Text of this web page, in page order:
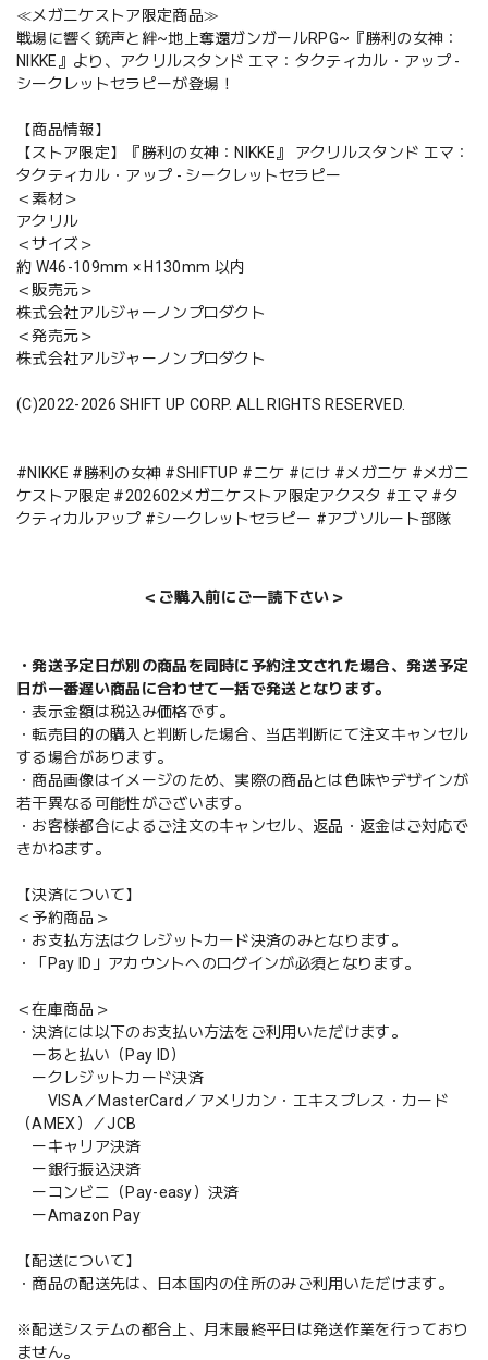
≪メガニケストア限定商品≫
戦場に響く銃声と絆~地上奪還ガンガールRPG~『勝利の女神：
NIKKE』より、アクリルスタンド エマ：タクティカル・アップ -
シークレットセラピーが登場！
【商品情報】
【ストア限定】『勝利の女神：NIKKE』 アクリルスタンド エマ：
タクティカル・アップ - シークレットセラピー
＜素材＞
アクリル
＜サイズ＞
約 W46-109mm × H130mm 以内
＜販売元＞
株式会社アルジャーノンプロダクト
＜発売元＞
株式会社アルジャーノンプロダクト
(C)2022-2026 SHIFT UP CORP. ALL RIGHTS RESERVED.
#NIKKE #勝利の女神 #SHIFTUP #ニケ #にけ #メガニケ #メガニ
ケストア限定 #202602メガニケストア限定アクスタ #エマ #タ
クティカルアップ #シークレットセラピー #アブソルート部隊
＜ご購入前にご一読下さい＞
・発送予定日が別の商品を同時に予約注文された場合、発送予定
日が一番遅い商品に合わせて一括で発送となります。
・表示金額は税込み価格です。
・転売目的の購入と判断した場合、当店判断にて注文キャンセル
する場合があります。
・商品画像はイメージのため、実際の商品とは色味やデザインが
若干異なる可能性がございます。
・お客様都合によるご注文のキャンセル、返品・返金はご対応で
きかねます。
【決済について】
＜予約商品＞
・お支払方法はクレジットカード決済のみとなります。
・「Pay ID」アカウントへのログインが必須となります。
＜在庫商品＞
・決済には以下のお支払い方法をご利用いただけます。
ーあと払い（Pay ID）
ークレジットカード決済
VISA／MasterCard／アメリカン・エキスプレス・カード
（AMEX）／JCB
ーキャリア決済
ー銀行振込決済
ーコンビニ（Pay-easy）決済
ーAmazon Pay
【配送について】
・商品の配送先は、日本国内の住所のみご利用いただけます。
※配送システムの都合上、月末最終平日は発送作業を行っており
ません。